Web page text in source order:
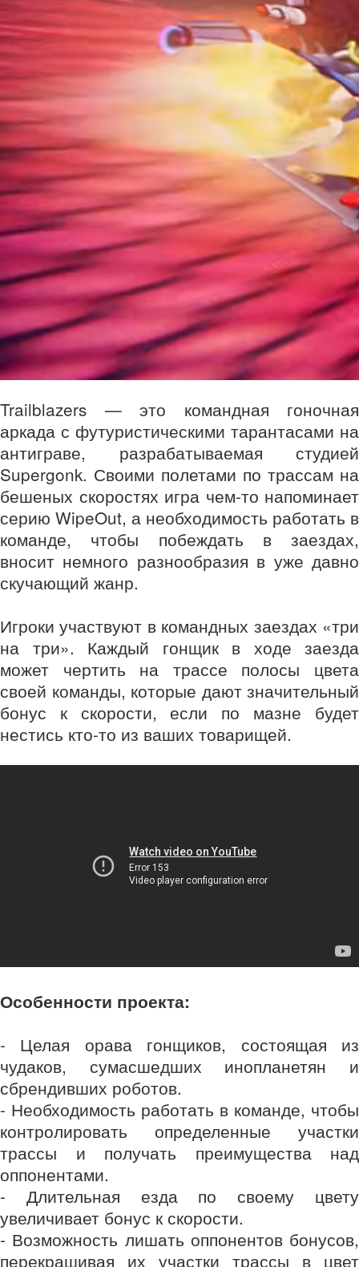
Trailblazers — это командная гоночная
аркада с футуристическими тарантасами на
антиграве, разрабатываемая студией
Supergonk. Своими полетами по трассам на
бешеных скоростях игра чем-то напоминает
серию WipeOut, а необходимость работать в
команде, чтобы побеждать в заездах,
вносит немного разнообразия в уже давно
скучающий жанр.
Игроки участвуют в командных заездах «три
на три». Каждый гонщик в ходе заезда
может чертить на трассе полосы цвета
своей команды, которые дают значительный
бонус к скорости, если по мазне будет
нестись кто-то из ваших товарищей.
Особенности проекта:
- Целая орава гонщиков, состоящая из
чудаков, сумасшедших инопланетян и
сбрендивших роботов.
- Необходимость работать в команде, чтобы
контролировать определенные участки
трассы и получать преимущества над
оппонентами.
- Длительная езда по своему цвету
увеличивает бонус к скорости.
- Возможность лишать оппонентов бонусов,
перекрашивая их участки трассы в цвет